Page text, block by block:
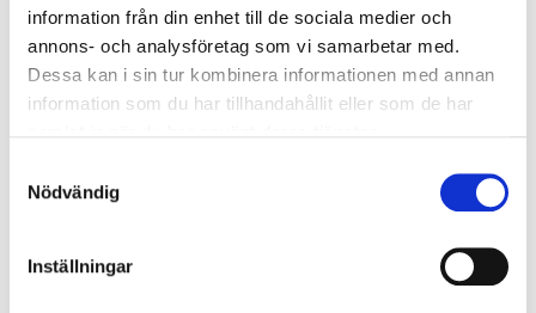
information från din enhet till de sociala medier och
annons- och analysföretag som vi samarbetar med.
Dessa kan i sin tur kombinera informationen med annan
information som du har tillhandahållit eller som de har
Nödvändig
Inställningar
Ljusstyrning
Ljusstyrning:
DALI, Fasimpuls, DSI,
Korridorfunktion
Nödljus: